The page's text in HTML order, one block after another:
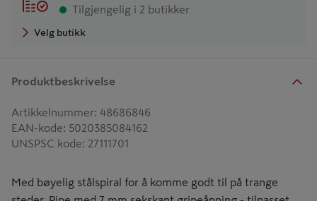
Tilgjengelig i 2 butikker
Velg butikk
Produktbeskrivelse
Artikkelnummer: 48686846
EAN-kode: 5020385084162
UNSPSC kode: 27111701
Med bøyelig stålspiral for å komme godt til på trange